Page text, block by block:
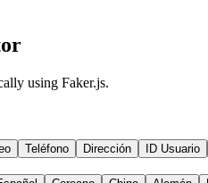
using Faker.js.
Teléfono Dirección ID Usuario